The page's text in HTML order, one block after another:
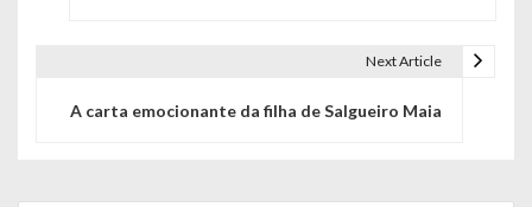
Next Article
A carta emocionante da filha de Salgueiro Maia